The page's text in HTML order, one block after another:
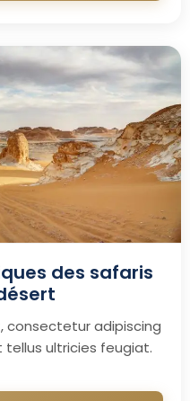
des safaris
consectetur adipiscing
tellus ultricies feugiat.